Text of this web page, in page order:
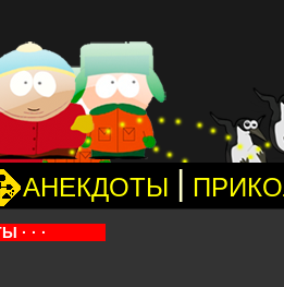
АНЕКДОТЫ |
· · ·